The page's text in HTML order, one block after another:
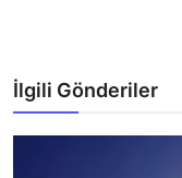
İlgili Gönderiler